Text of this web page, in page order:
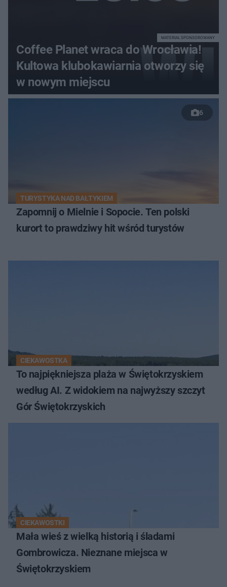
Coffee Planet wraca do Wrocławia!
Kultowa klubokawiarnia otworzy się
w nowym miejscu
MATERIAŁ SPONSOROWANY
6
TURYSTYKA NAD BAŁTYKIEM
Zapomnij o Mielnie i Sopocie. Ten polski
kurort to prawdziwy hit wśród turystów
CIEKAWOSTKA
To najpiękniejsza plaża w Świętokrzyskiem
według AI. Z widokiem na najwyższy szczyt
Gór Świętokrzyskich
CIEKAWOSTKI
Mała wieś z wielką historią i śladami
Gombrowicza. Nieznane miejsca w
Świętokrzyskiem